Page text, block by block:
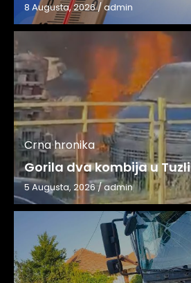
8 Augusta, 2026/admin
Crna hronika
Gorila dva kombija u Tuzli
5 Augusta, 2026/admin